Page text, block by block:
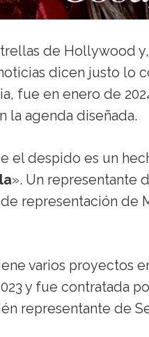
de Hollywood
dicen justo lo
fue en enero de
la agenda diseñada.
el despido es un
». Un representante
representación de
varios proyectos
y fue contratada
representante de